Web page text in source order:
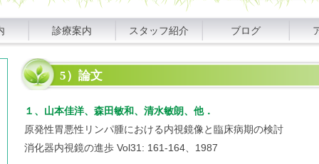
診療案内 スタッフ紹介 ブログ
5）論文
１、山本佳洋、森田敏和、清水敏朗、他．
原発性胃悪性リンパ腫における内視鏡像と臨床病期の検討
消化器内視鏡の進歩 Vol31: 161-164、1987